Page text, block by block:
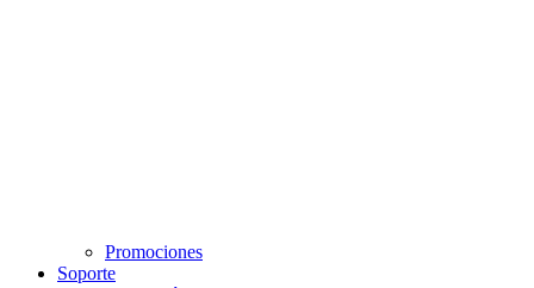
Promociones
Soporte